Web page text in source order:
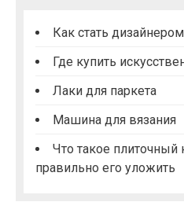
Как стать
Где купить
Лаки для паркета
Машина для вязания
Что такое плиточный
правильно его уложить